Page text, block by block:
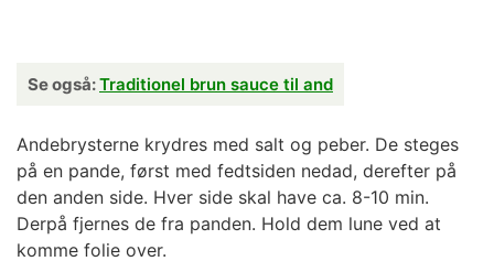
Se også:Traditionel brun sauce til and
Andebrysterne krydres med salt og peber. De steges
på en pande, først med fedtsiden nedad, derefter på
den anden side. Hver side skal have ca. 8-10 min.
Derpå fjernes de fra panden. Hold dem lune ved at
komme folie over.